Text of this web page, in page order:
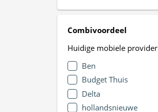
Combivoordeel
Huidige mobiele provider
Ben
Budget Thuis
Delta
hollandsnieuwe